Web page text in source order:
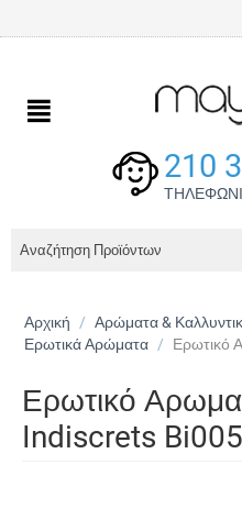
210
Αρχική / Αρώματα &
Ερωτικά Αρώματα / Ερωτικό
Ερωτικό
Indiscrets